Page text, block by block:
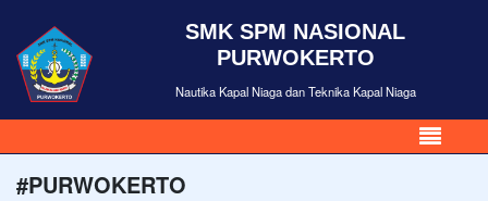
SMK SPM NASIONAL
PURWOKERTO
Nautika Kapal Niaga dan Teknika Kapal Niaga
#PURWOKERTO